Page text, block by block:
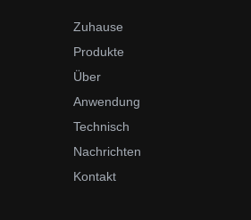
Zuhause
Produkte
Über
Anwendung
Technisch
Nachrichten
Kontakt